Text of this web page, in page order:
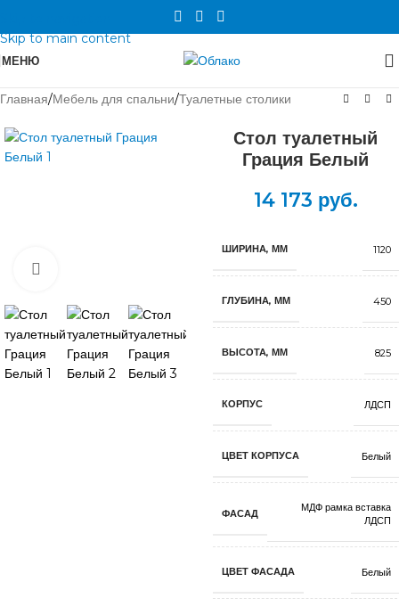
Skip to main content
МЕНЮ
Главная/Мебель для спальни/Туалетные столики
Стол туалетный
Грация Белый
14 173 руб.
ШИРИНА, ММ 1120
ГЛУБИНА, ММ 450
ВЫСОТА, ММ 825
КОРПУС ЛДСП
ЦВЕТ КОРПУСА Белый
ФАСАД
МДФ рамка вставка
ЛДСП
ЦВЕТ ФАСАДА Белый